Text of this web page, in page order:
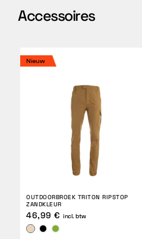
Accessoires
Nieuw
OUTDOORBROEK TRITON RIPSTOP
ZANDKLEUR
46,99 € incl. btw